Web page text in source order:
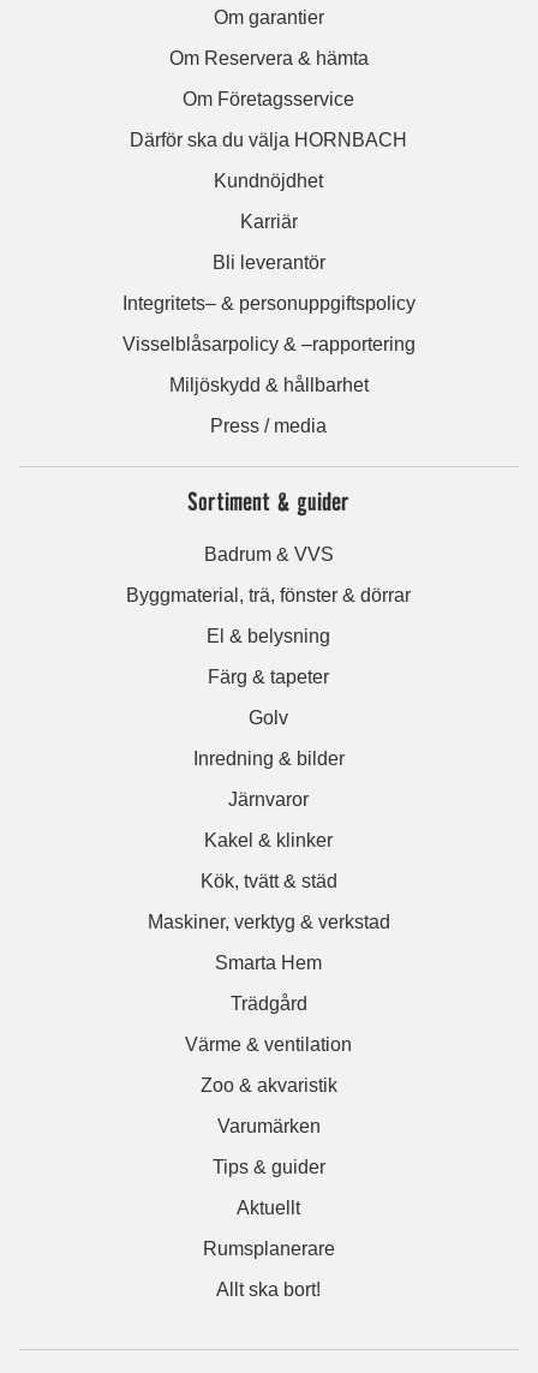
Om garantier
Om Reservera & hämta
Om Företagsservice
Därför ska du välja HORNBACH
Kundnöjdhet
Karriär
Bli leverantör
Integritets– & personuppgiftspolicy
Visselblåsarpolicy & –rapportering
Miljöskydd & hållbarhet
Press / media
Sortiment & guider
Badrum & VVS
Byggmaterial, trä, fönster & dörrar
El & belysning
Färg & tapeter
Golv
Inredning & bilder
Järnvaror
Kakel & klinker
Kök, tvätt & städ
Maskiner, verktyg & verkstad
Smarta Hem
Trädgård
Värme & ventilation
Zoo & akvaristik
Varumärken
Tips & guider
Aktuellt
Rumsplanerare
Allt ska bort!